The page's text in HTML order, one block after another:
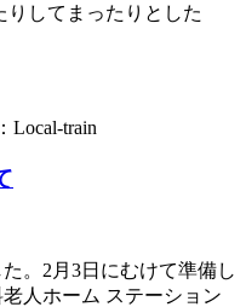
りしてまったりとした
Local-train
。2月3日にむけて準備し
人ホーム ステーション